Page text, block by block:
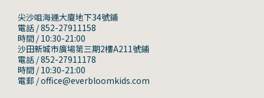
尖沙咀海運大廈地下34號鋪
電話 / 852-27911158
時間 / 10:30-21:00
沙田新城市廣場第三期2樓A211號鋪
電話 / 852-27911178
時間 / 10:30-21:00
電郵 / office@everbloomkids.com